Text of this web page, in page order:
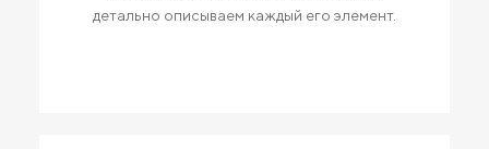
детально описываем каждый его элемент.